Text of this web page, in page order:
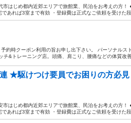
市はじめ都内近郊エリアで旅館業、民泊をお考えの方
あれば3室まで有効 ・登録費は正式なご依頼を受けた段
約時クーポン利用の旨お申し出下さい。 パーソナルス
チ&トレーニング店。頭痛、肩こり、腰痛などの体質改
★駆けつけ要員でお困りの方必見
市はじめ都内近郊エリアで旅館業、民泊をお考えの方
あれば3室まで有効 ・登録費は正式なご依頼を受けた段